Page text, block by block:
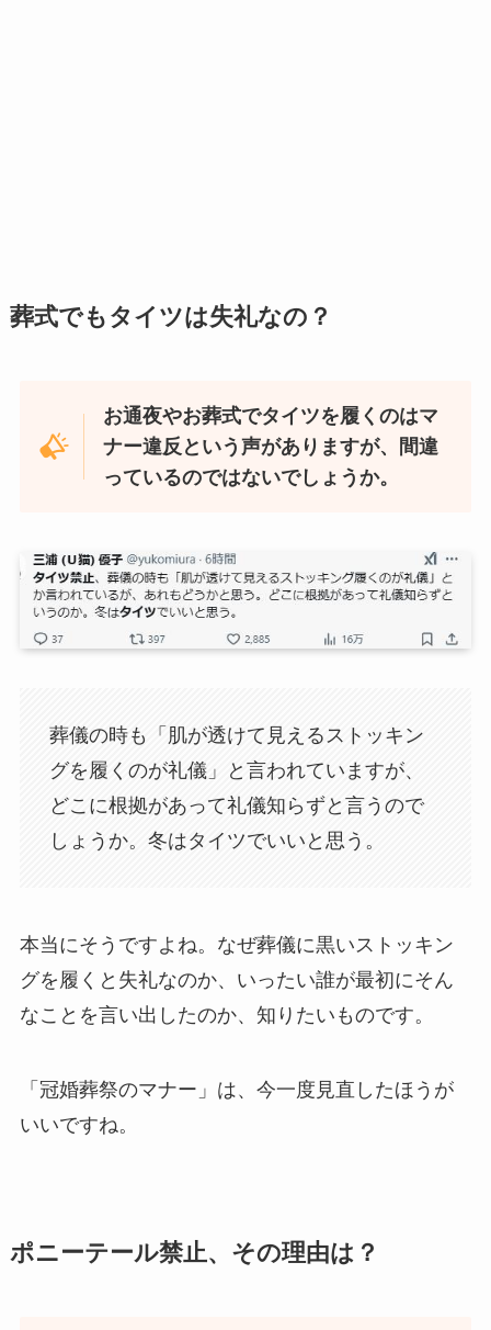
葬式でもタイツは失礼なの？
お通夜やお葬式でタイツを履くのはマ
ナー違反という声がありますが、間違
っているのではないでしょうか。
葬儀の時も「肌が透けて見えるストッキン
グを履くのが礼儀」と言われていますが、
どこに根拠があって礼儀知らずと言うので
しょうか。冬はタイツでいいと思う。
本当にそうですよね。なぜ葬儀に黒いストッキン
グを履くと失礼なのか、いったい誰が最初にそん
なことを言い出したのか、知りたいものです。
「冠婚葬祭のマナー」は、今一度見直したほうが
いいですね。
ポニーテール禁止、その理由は？